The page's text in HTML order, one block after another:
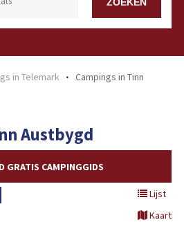
in Telemark
Campings in Tinn
Austbygd
GRATIS CAMPINGGIDS
Lijst
Kaart